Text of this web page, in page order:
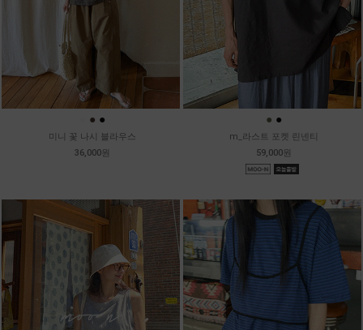
● ●
미니 꽃 나시 블라우스
36,000원
● ●
m_라스트 포켓 린넨티
59,000원